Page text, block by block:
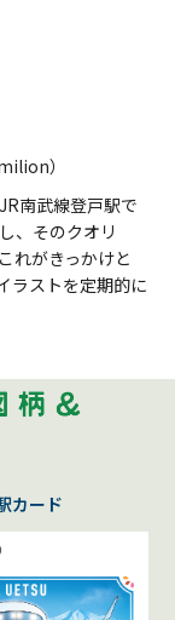
）
南武線登戸駅で
、そのクオリ
れがきっかけと
ラストを定期的に
カード